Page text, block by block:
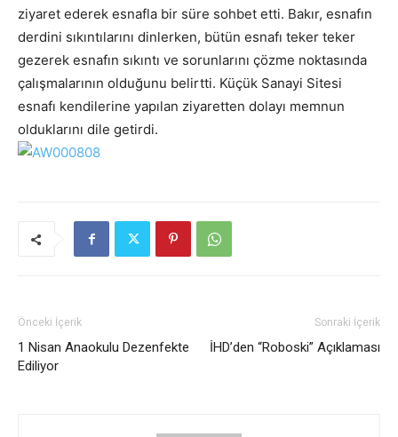
ziyaret ederek esnafla bir süre sohbet etti. Bakır, esnafın
derdini sıkıntılarını dinlerken, bütün esnafı teker teker
gezerek esnafın sıkıntı ve sorunlarını çözme noktasında
çalışmalarının olduğunu belirtti. Küçük Sanayi Sitesi
esnafı kendilerine yapılan ziyaretten dolayı memnun
olduklarını dile getirdi.
Önceki İçerik
1 Nisan Anaokulu Dezenfekte
Ediliyor
Sonraki İçerik
İHD’den “Roboski” Açıklaması